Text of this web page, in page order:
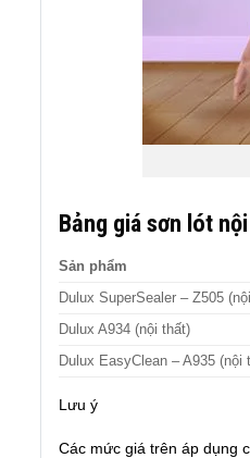
Bảng giá sơn lót
Sản phẩm
Dulux SuperSealer – Z505
Dulux A934 (nội thất)
Dulux EasyClean – A935 (nội
Lưu ý
Các mức giá trên áp dụng